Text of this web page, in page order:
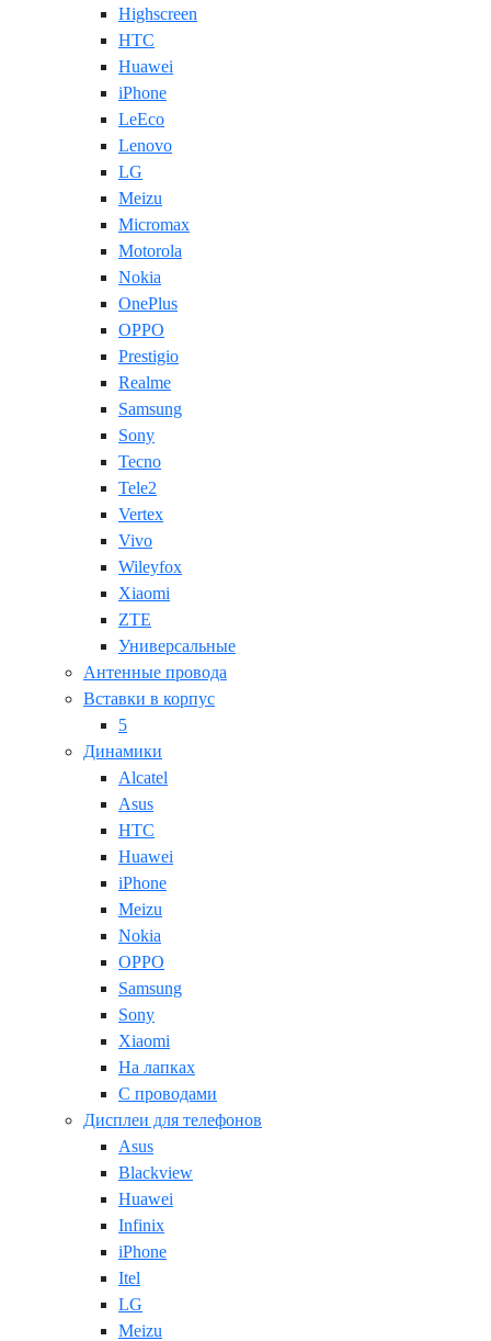
Highscreen
HTC
Huawei
iPhone
LeEco
Lenovo
LG
Meizu
Micromax
Motorola
Nokia
OnePlus
OPPO
Prestigio
Realme
Samsung
Sony
Tecno
Tele2
Vertex
Vivo
Wileyfox
Xiaomi
ZTE
Универсальные
Антенные провода
Вставки в корпус
5
Динамики
Alcatel
Asus
HTC
Huawei
iPhone
Meizu
Nokia
OPPO
Samsung
Sony
Xiaomi
На лапках
С проводами
Дисплеи для телефонов
Asus
Blackview
Huawei
Infinix
iPhone
Itel
LG
Meizu